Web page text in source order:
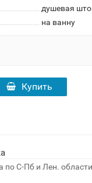
душевая
на ванну
Купить
по С-Пб и Лен. области